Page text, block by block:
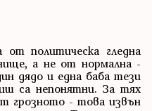
политическа гледна
а не от нормална -
дядо и една баба тези
са непонятни. За тях
грозното - това извън